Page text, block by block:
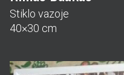
Stiklo vazoje
40×30 cm